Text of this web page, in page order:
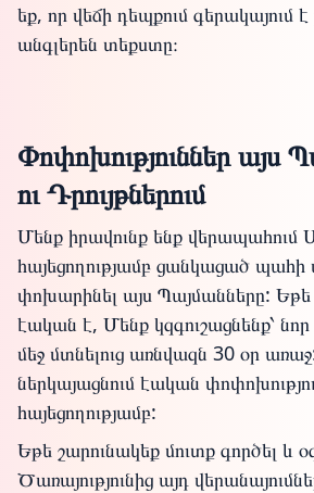
եք, որ վեճի դեպքում գերակայում
անգլերեն տեքստը։
Փոփոխություններ այս
ու Դրույթներում
Մենք իրավունք ենք վերապահում
հայեցողությամբ ցանկացած
փոխարինել այս Պայմանները: Եթե
էական է, Մենք կզգուշացնենք՝
մեջ մտնելուց առնվազն 30 օր
ներկայացնում էական
հայեցողությամբ:
Եթե շարունակեք մուտք գործել և
Ծառայությունից այդ